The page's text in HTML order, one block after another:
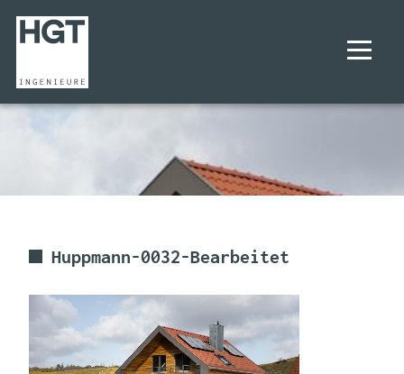
LEISTUNGEN
KARRIERE
KONTAKT
Huppmann-0032-Bearbeitet